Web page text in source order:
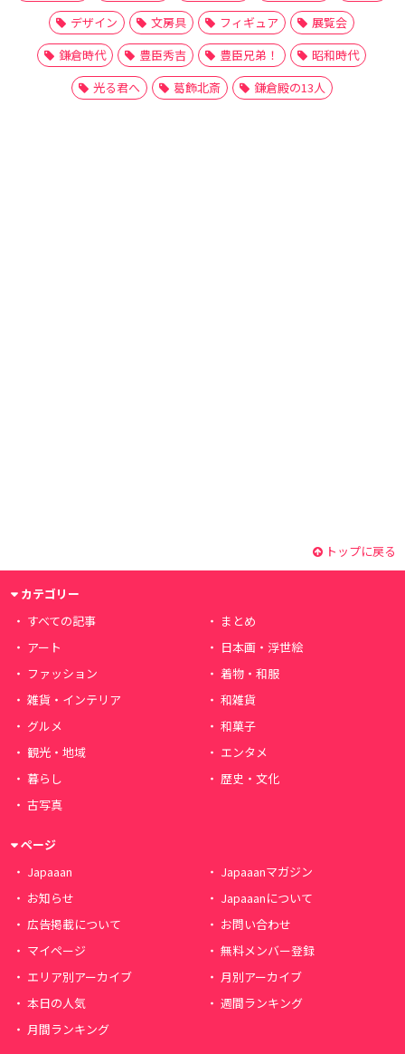
デザイン
文房具 フィギュア
展覧会
鎌倉時代
豊臣秀吉 豊臣兄弟！
昭和時代
光る君へ
葛飾北斎 鎌倉殿の13人
トップに戻る
カテゴリー
すべての記事
まとめ
アート
日本画・浮世絵
ファッション
着物・和服
雑貨・インテリア
和雑貨
グルメ
和菓子
観光・地域
エンタメ
暮らし
歴史・文化
古写真
ページ
Japaaan
Japaaanマガジン
お知らせ
Japaaanについて
広告掲載について
お問い合わせ
マイページ
無料メンバー登録
エリア別アーカイブ
月別アーカイブ
本日の人気
週間ランキング
月間ランキング